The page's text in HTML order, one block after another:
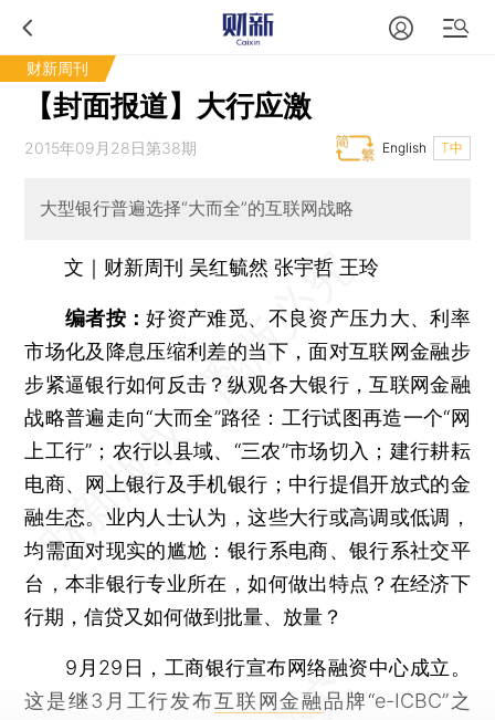
财新周刊
【封面报道】大行应激
2015年09月28日第38期 T中
English
大型银行普遍选择“大而全”的互联网战略
文｜财新周刊 吴红毓然 张宇哲 王玲
编者按：好资产难觅、不良资产压力大、利率
市场化及降息压缩利差的当下，面对互联网金融步
步紧逼银行如何反击？纵观各大银行，互联网金融
战略普遍走向“大而全”路径：工行试图再造一个“网
上工行”；农行以县域、“三农”市场切入；建行耕耘
电商、网上银行及手机银行；中行提倡开放式的金
融生态。业内人士认为，这些大行或高调或低调，
均需面对现实的尴尬：银行系电商、银行系社交平
台，本非银行专业所在，如何做出特点？在经济下
行期，信贷又如何做到批量、放量？
9月29日，工商银行宣布网络融资中心成立。
这是继3月工行发布互联网金融品牌“e-ICBC”之